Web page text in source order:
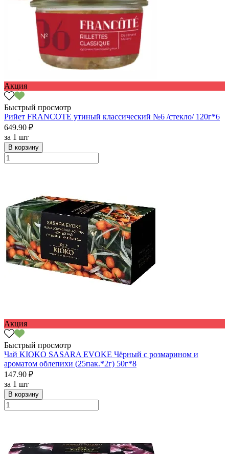
Акция
Быстрый просмотр
Рийет FRANCOTE утиный классический №6 /стекло/ 120г*6
649.90 ₽
за 1 шт
В корзину
Акция
Быстрый просмотр
Чай KIOKO SASARA EVOKE Чёрный с розмарином и
ароматом облепихи (25пак.*2г) 50г*8
147.90 ₽
за 1 шт
В корзину